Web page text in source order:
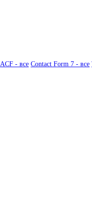
ACF - все Contact Form 7 - все